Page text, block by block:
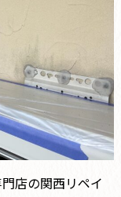
店の関西リペイ